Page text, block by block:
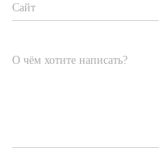
Сайт
О чём хотите написать?